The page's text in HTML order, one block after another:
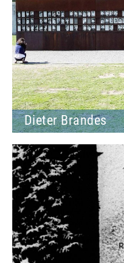
Dieter Brandes